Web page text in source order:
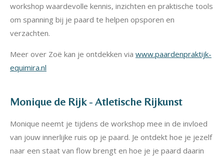
workshop waardevolle kennis, inzichten en praktische tools
om spanning bij je paard te helpen opsporen en
verzachten.
Meer over Zoë kan je ontdekken via www.paardenpraktijk-
equimira.nl
Monique de Rijk - Atletische Rijkunst
Monique neemt je tijdens de workshop mee in de invloed
van jouw innerlijke ruis op je paard. Je ontdekt hoe je jezelf
naar een staat van flow brengt en hoe je je paard daarin